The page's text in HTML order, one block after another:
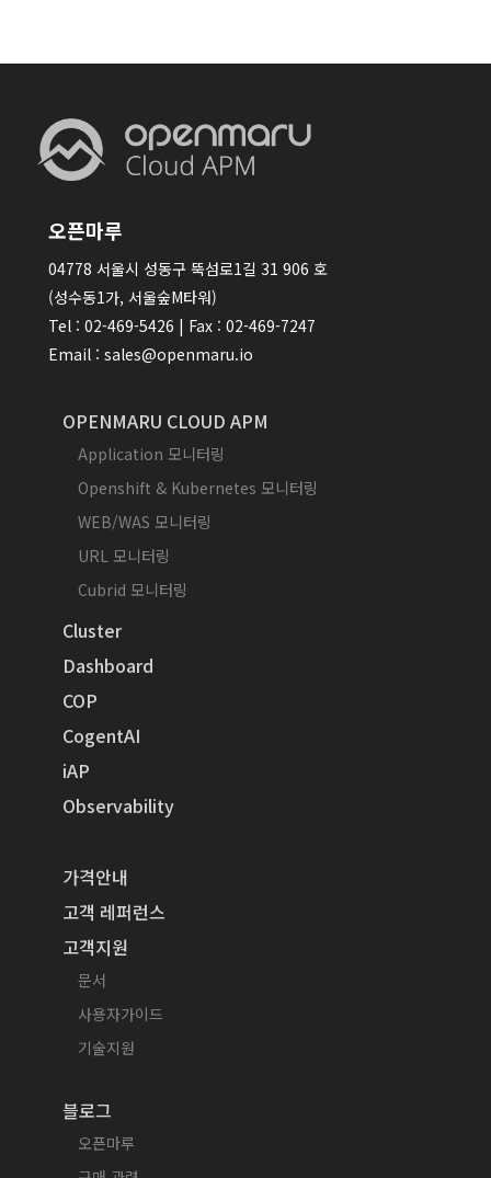
오픈마루
04778 서울시 성동구 뚝섬로1길 31 906 호
(성수동1가, 서울숲M타워)
Tel : 02-469-5426 | Fax : 02-469-7247
Email : sales@openmaru.io
OPENMARU CLOUD APM
Application 모니터링
Openshift & Kubernetes 모니터링
WEB/WAS 모니터링
URL 모니터링
Cubrid 모니터링
Cluster
Dashboard
COP
CogentAI
iAP
Observability
가격안내
고객 레퍼런스
고객지원
문서
사용자가이드
기술지원
블로그
오픈마루